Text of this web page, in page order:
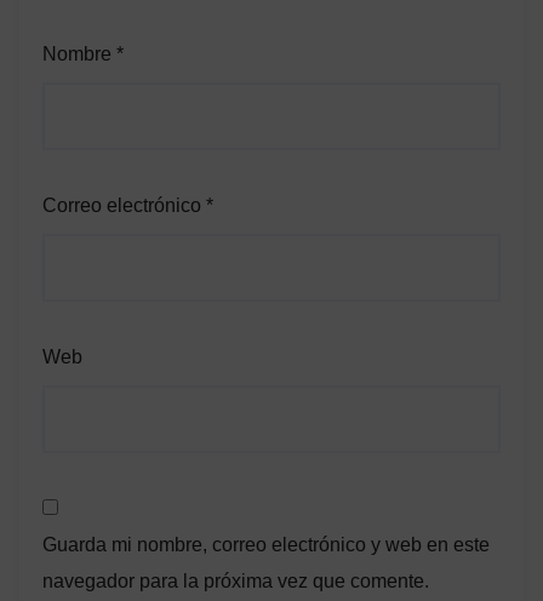
Nombre *
Correo electrónico *
Web
Guarda mi nombre, correo electrónico y web en este
navegador para la próxima vez que comente.